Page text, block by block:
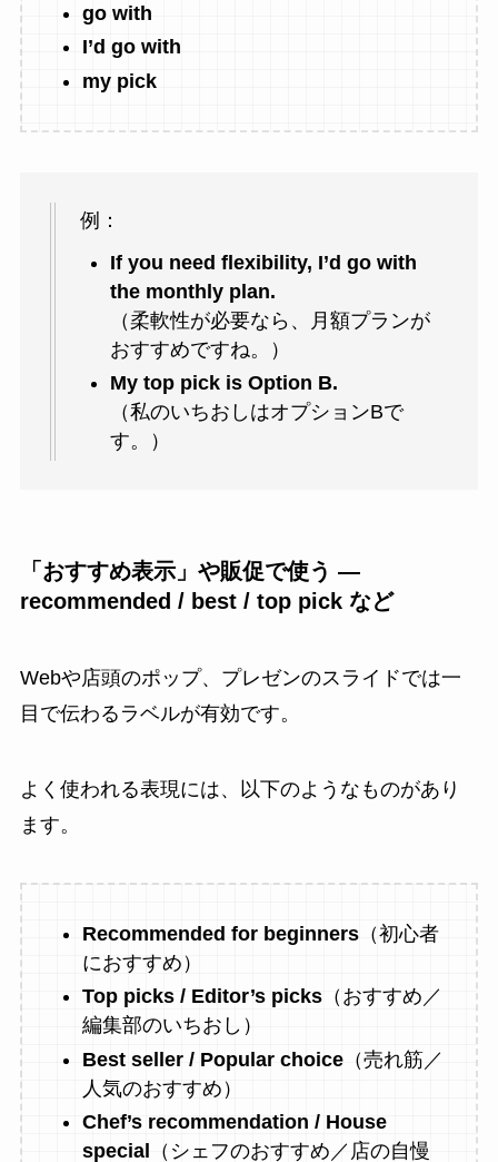
go with
I’d go with
my pick
例：
If you need flexibility, I’d go with
the monthly plan.
（柔軟性が必要なら、月額プランが
おすすめですね。）
My top pick is Option B.
（私のいちおしはオプションBで
す。）
「おすすめ表示」や販促で使う ―
recommended / best / top pick など
Webや店頭のポップ、プレゼンのスライドでは一
目で伝わるラベルが有効です。
よく使われる表現には、以下のようなものがあり
ます。
Recommended for beginners（初心者
におすすめ）
Top picks / Editor’s picks（おすすめ／
編集部のいちおし）
Best seller / Popular choice（売れ筋／
人気のおすすめ）
Chef’s recommendation / House
special
（シェフのおすすめ／店の自慢